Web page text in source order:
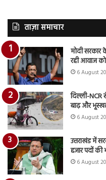
ताज़ा समाचार
मोदी
रही आवाज
6 August
दिल्ली-NCR
बाढ़ और
6 August
उत्तराखंड में
हजार पदों की
6 August